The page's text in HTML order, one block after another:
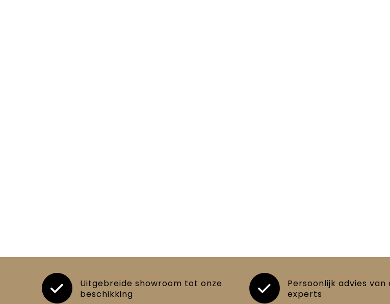
Uitgebreide showroom tot onze
beschikking
Persoonlijk advies van
experts